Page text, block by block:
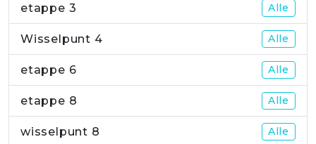
etappe 3 Alle
Wisselpunt 4 Alle
etappe 6 Alle
etappe 8 Alle
wisselpunt 8 Alle